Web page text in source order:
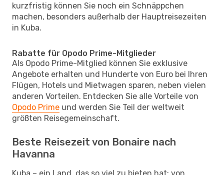
kurzfristig können Sie noch ein Schnäppchen
machen, besonders außerhalb der Hauptreisezeiten
in Kuba.
Rabatte für Opodo Prime-Mitglieder
Als Opodo Prime-Mitglied können Sie exklusive
Angebote erhalten und Hunderte von Euro bei Ihren
Flügen, Hotels und Mietwagen sparen, neben vielen
anderen Vorteilen. Entdecken Sie alle Vorteile von
Opodo Prime und werden Sie Teil der weltweit
größten Reisegemeinschaft.
Beste Reisezeit von Bonaire nach
Havanna